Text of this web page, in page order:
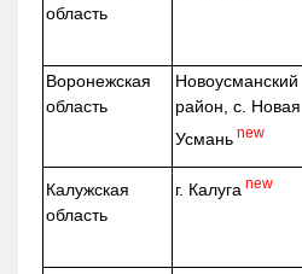
область
Воронежская
область
Новоусманский
район, с. Новая
Усмань new
Калужская
область
г. Калуга new